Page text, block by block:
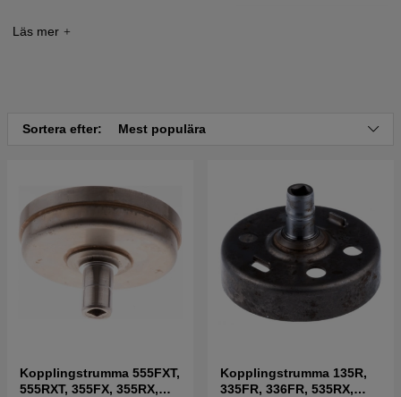
Behöver du hjälp att hitta rätt kopplingstrumma till din röjsåg?
Sortera efter: Mest populära
Kopplingstrumma 555FXT,
555RXT, 355FX, 355RX,
Kopplingstrumma 135R,
335FR, 336FR, 535RX,